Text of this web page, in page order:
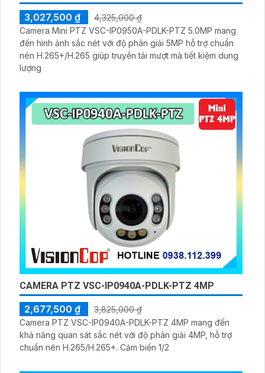
3,027,500 ₫
4,325,000 ₫
Camera Mini PTZ VSC-IP0950A-PDLK-PTZ 5.0MP mang
đến hình ảnh sắc nét với độ phân giải 5MP hỗ trợ chuẩn
nén H.265+/H.265 giúp truyền tải mượt mà tiết kiệm dung
lượng
CAMERA PTZ VSC-IP0940A-PDLK-PTZ 4MP
2,677,500 ₫
3,825,000 ₫
Camera PTZ VSC-IP0940A-PDLK-PTZ 4MP mang đến
khả năng quan sát sắc nét với độ phân giải 4MP, hỗ trợ
chuẩn nén H.265/H.265+. Cảm biến 1/2